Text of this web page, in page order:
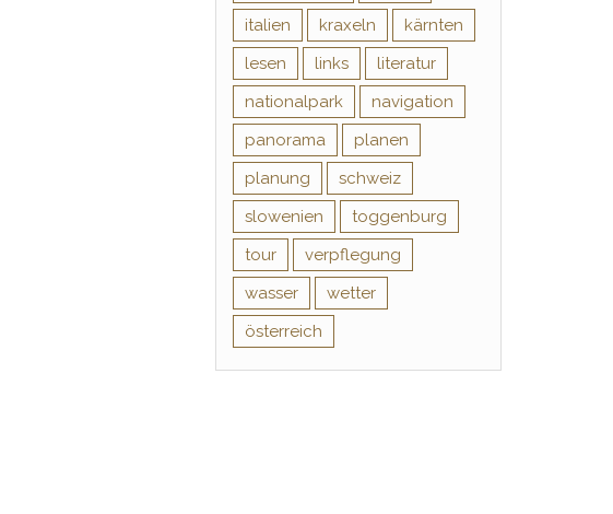
italien
kraxeln
kärnten
lesen
links
literatur
nationalpark
navigation
panorama
planen
planung
schweiz
slowenien
toggenburg
tour
verpflegung
wasser
wetter
österreich